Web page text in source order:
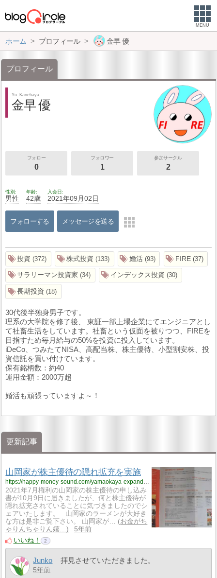
MENU
ホーム プロフィール 金早 優
プロフィール
Yu_Kanehaya
金早 優
フォロー
0
フォロワー
1
参加サークル
2
性別
男性
年齢
42歳
入会日
2021年09月02日
フォローする メッセージを送る
投資 372 株式投資 133 婚活 93 FIRE 37
サラリーマン投資家 34 インデックス投資 30
長期投資 18
30代後半独身男子です。
理系の大学院を修了後、 東証一部上場企業にてエンジニアとし
て社畜生活をしています。社畜という仮面を被りつつ、FIREを
目指すため毎月給与の50%を投資に投入しています。
iDeCo、つみたてNISA、高配当株、株主優待、小型割安株、投
資信託を買い付けています。
保有銘柄数：約40
運用金額：2000万超
婚活も頑張っていますよ～！
更新記事
山岡家が株主優待の隠れ拡充を実施
https://happy-money-sound.com/yamaokaya-expand-stock-benefits/
2021年7月権利の山岡家の株主優待の申し込み
書が10月9日に届きましたが、何と株主優待が
隠れ拡充されていることに気づきましたのでシ
ェアいたします。 山岡家のラーメンが大好き
な方は是非ご覧下さい。 山岡家が…
お金がち
ゃりんちゃりん嬉…
5年前
いいね！
2
Junko 拝見させていただきました。
5年前